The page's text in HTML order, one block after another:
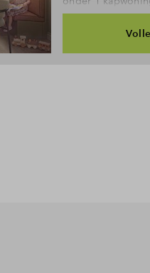
belangstellende!